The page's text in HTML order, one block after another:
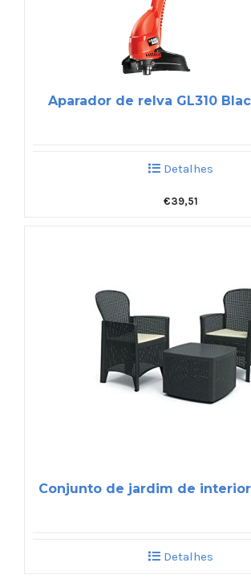
Aparador de relva GL310
Detalhes
€39,51
Conjunto de jardim de
Detalhes